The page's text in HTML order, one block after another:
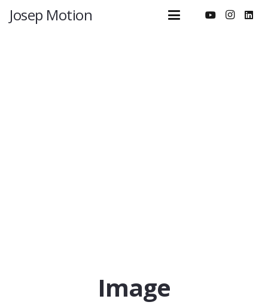
Josep Motion
Image